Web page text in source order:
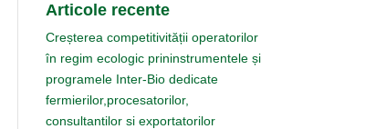
Articole recente
Creșterea competitivității operatorilor
în regim ecologic prininstrumentele și
programele Inter-Bio dedicate
fermierilor,procesatorilor,
consultantilor si exportatorilor